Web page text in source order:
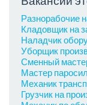
Разнорабочие
Кладовщик на
Наладчик
Уборщик
Сменный
Мастер
Механик
Грузчик на